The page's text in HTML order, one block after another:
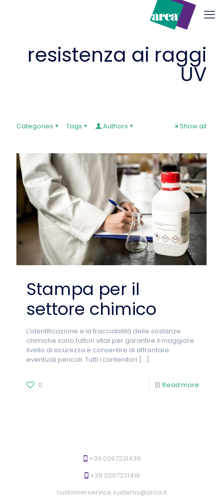
resistenza ai raggi
UV
Categories Tags Authors Show all
Stampa per il
settore chimico
L’identificazione e la tracciabilità delle sostanze
chimiche sono fattori vitali per garantire il maggiore
livello di sicurezza e consentire di affrontare
eventuali pericoli. Tutti i contenitori […]
0 Read more
+39 0297231439
+39 0297231419
customerservice.systems@arca.it